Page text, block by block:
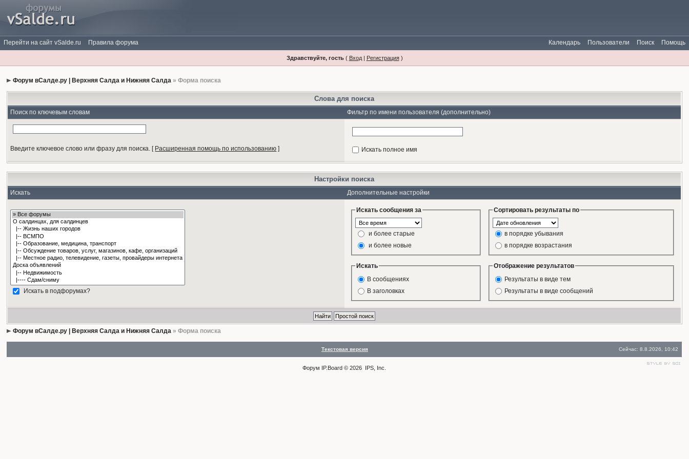
Перейти на сайт vSalde.ru Правила форума Помощь
Поиск
Пользователи
Календарь
Здравствуйте, гость( Вход| Регистрация)
Форум вСалде.ру | Верхняя Салда и Нижняя Салда » Форма поиска
Слова для поиска
Поиск по ключевым словам Фильтр по имени пользователя (дополнительно)
Введите ключевое слово или фразу для поиска. [ Расширенная помощь по использованию ] Искать полное имя
Настройки поиска
Искать Дополнительные настройки
Искать в подфорумах?
Искать сообщения за
и более старые
и более новые
Сортировать результаты по
в порядке убывания
в порядке возрастания
Искать
В сообщениях
В заголовках
Отображение результатов
Результаты в виде тем
Результаты в виде сообщений
Форум вСалде.ру | Верхняя Салда и Нижняя Салда » Форма поиска
Текстовая версия Сейчас: 8.8.2026, 10:42
Форум IP.Board © 2026 IPS, Inc